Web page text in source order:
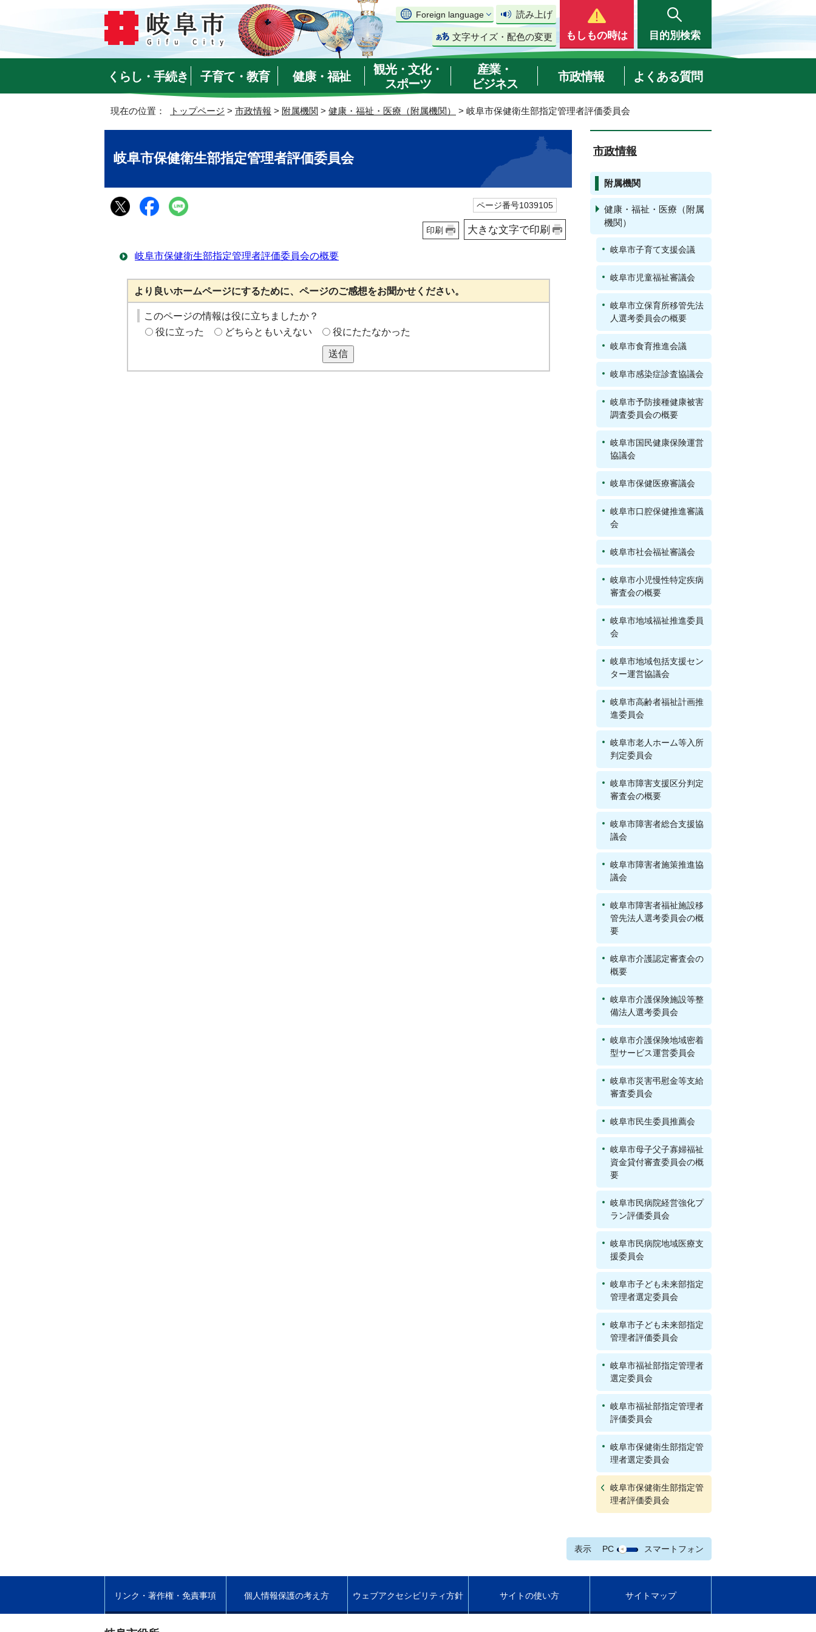
Foreign language 読み上げ
文字サイズ・配色の変更 もしもの時は 目的別検索
くらし・手続き 子育て・教育 健康・福祉
観光・文化・
スポーツ
産業・
ビジネス
市政情報 よくある質問
現在の位置： トップページ > 市政情報 > 附属機関 > 健康・福祉・医療（附属機関） > 岐阜市保健衛生部指定管理者評価委員会
岐阜市保健衛生部指定管理者評価委員会
ページ番号1039105
印刷 大きな文字で印刷
岐阜市保健衛生部指定管理者評価委員会の概要
より良いホームページにするために、ページのご感想をお聞かせください。
このページの情報は役に立ちましたか？
役に立った
どちらともいえない 役にたたなかった
送信
市政情報
附属機関
健康・福祉・医療（附属
機関）
岐阜市子育て支援会議
岐阜市児童福祉審議会
岐阜市立保育所移管先法
人選考委員会の概要
岐阜市食育推進会議
岐阜市感染症診査協議会
岐阜市予防接種健康被害
調査委員会の概要
岐阜市国民健康保険運営
協議会
岐阜市保健医療審議会
岐阜市口腔保健推進審議
会
岐阜市社会福祉審議会
岐阜市小児慢性特定疾病
審査会の概要
岐阜市地域福祉推進委員
会
岐阜市地域包括支援セン
ター運営協議会
岐阜市高齢者福祉計画推
進委員会
岐阜市老人ホーム等入所
判定委員会
岐阜市障害支援区分判定
審査会の概要
岐阜市障害者総合支援協
議会
岐阜市障害者施策推進協
議会
岐阜市障害者福祉施設移
管先法人選考委員会の概
要
岐阜市介護認定審査会の
概要
岐阜市介護保険施設等整
備法人選考委員会
岐阜市介護保険地域密着
型サービス運営委員会
岐阜市災害弔慰金等支給
審査委員会
岐阜市民生委員推薦会
岐阜市母子父子寡婦福祉
資金貸付審査委員会の概
要
岐阜市民病院経営強化プ
ラン評価委員会
岐阜市民病院地域医療支
援委員会
岐阜市子ども未来部指定
管理者選定委員会
岐阜市子ども未来部指定
管理者評価委員会
岐阜市福祉部指定管理者
選定委員会
岐阜市福祉部指定管理者
評価委員会
岐阜市保健衛生部指定管
理者選定委員会
岐阜市保健衛生部指定管
理者評価委員会
表示 PC スマートフォン
リンク・著作権・免責事項 個人情報保護の考え方 ウェブアクセシビリティ方針 サイトの使い方 サイトマップ